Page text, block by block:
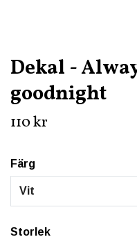
Dekal -
goodnight
110 kr
Färg
Vit
Storlek